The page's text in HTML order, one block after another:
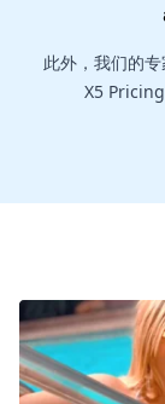
此外，我们的
X5